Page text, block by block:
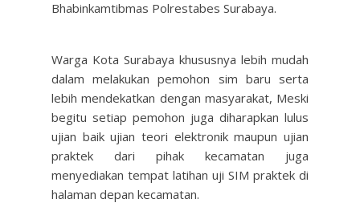
Bhabinkamtibmas Polrestabes Surabaya.
Warga Kota Surabaya khususnya lebih mudah
dalam melakukan pemohon sim baru serta
lebih mendekatkan dengan masyarakat, Meski
begitu setiap pemohon juga diharapkan lulus
ujian baik ujian teori elektronik maupun ujian
praktek dari pihak kecamatan juga
menyediakan tempat latihan uji SIM praktek di
halaman depan kecamatan.